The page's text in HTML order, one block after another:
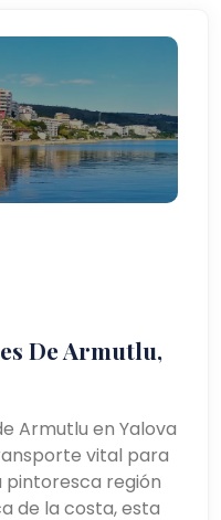
De Armutlu,
Armutlu en Yalova
vital para
pintoresca región
de la costa, esta